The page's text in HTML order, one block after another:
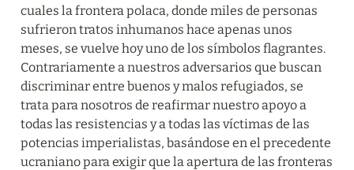
cuales la frontera polaca, donde miles de personas
sufrieron tratos inhumanos hace apenas unos
meses, se vuelve hoy uno de los símbolos flagrantes.
Contrariamente a nuestros adversarios que buscan
discriminar entre buenos y malos refugiados, se
trata para nosotros de reafirmar nuestro apoyo a
todas las resistencias y a todas las víctimas de las
potencias imperialistas, basándose en el precedente
ucraniano para exigir que la apertura de las fronteras